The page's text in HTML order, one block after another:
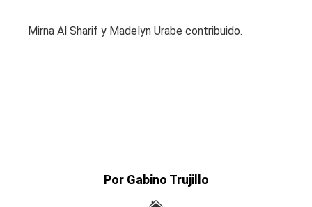
Mirna Al Sharif y Madelyn Urabe contribuido.
Por Gabino Trujillo